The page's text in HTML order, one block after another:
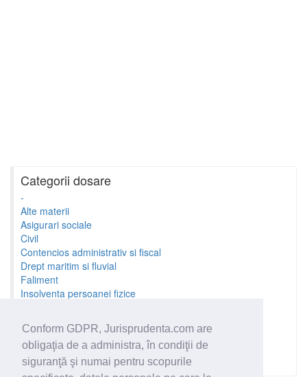
Conform GDPR, Jurisprudenta.com are
obligaţia de a administra, în condiţii de
siguranţă şi numai pentru scopurile
Categorii dosare
-
Alte materii
Asigurari sociale
Civil
Contencios administrativ si fiscal
Drept maritim si fluvial
Faliment
Insolventa persoanei fizice
Minori si familie
Penal
Proprietate Intelectuala